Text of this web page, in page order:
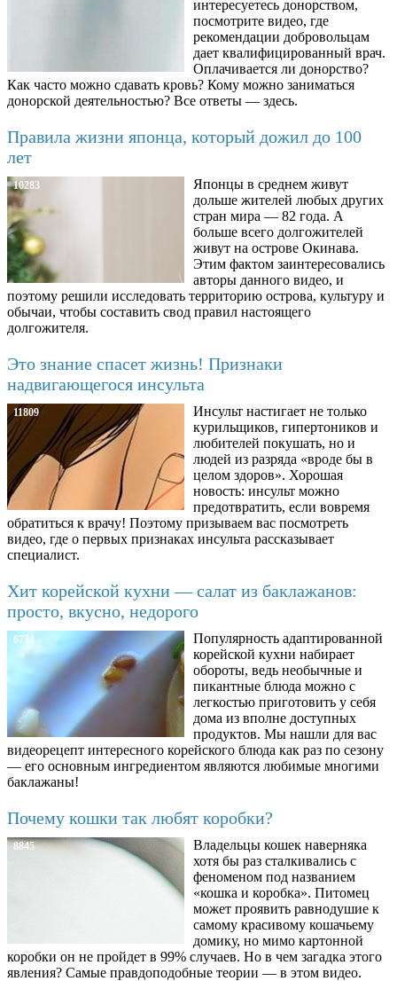
интересуетесь донорством,
посмотрите видео, где
рекомендации добровольцам
дает квалифицированный врач.
Оплачивается ли донорство?
Как часто можно сдавать кровь? Кому можно заниматься
донорской деятельностью? Все ответы — здесь.
Правила жизни японца, который дожил до 100
лет
10283
Японцы в среднем живут
дольше жителей любых других
стран мира — 82 года. А
больше всего долгожителей
живут на острове Окинава.
Этим фактом заинтересовались
авторы данного видео, и
поэтому решили исследовать территорию острова, культуру и
обычаи, чтобы составить свод правил настоящего
долгожителя.
Это знание спасет жизнь! Признаки
надвигающегося инсульта
11809
Инсульт настигает не только
курильщиков, гипертоников и
любителей покушать, но и
людей из разряда «вроде бы в
целом здоров». Хорошая
новость: инсульт можно
предотвратить, если вовремя
обратиться к врачу! Поэтому призываем вас посмотреть
видео, где о первых признаках инсульта рассказывает
специалист.
Хит корейской кухни — салат из баклажанов:
просто, вкусно, недорого
6734
Популярность адаптированной
корейской кухни набирает
обороты, ведь необычные и
пикантные блюда можно с
легкостью приготовить у себя
дома из вполне доступных
продуктов. Мы нашли для вас
видеорецепт интересного корейского блюда как раз по сезону
— его основным ингредиентом являются любимые многими
баклажаны!
Почему кошки так любят коробки?
8845
Владельцы кошек наверняка
хотя бы раз сталкивались с
феноменом под названием
«кошка и коробка». Питомец
может проявить равнодушие к
самому красивому кошачьему
домику, но мимо картонной
коробки он не пройдет в 99% случаев. Но в чем загадка этого
явления? Самые правдоподобные теории — в этом видео.